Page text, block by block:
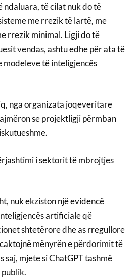
ndaluara, të cilat nuk do të
me rrezik të lartë, me
rrezik minimal. Ligji do të
vendas, ashtu edhe për ata të
modeleve të inteligjencës
nga organizata joqeveritare
se projektligji përmban
i sektorit të mbrojtjes
nuk ekziston një evidencë
artificiale që
shtetërore dhe as rregullore
mënyrën e përdorimit të
saj, mjete si ChatGPT tashmë